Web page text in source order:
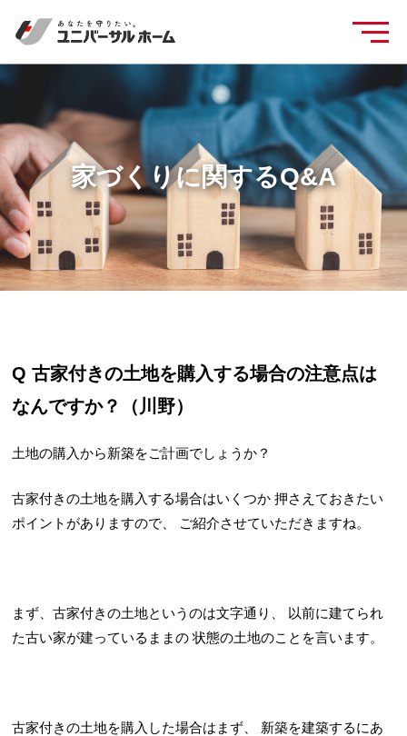
家づくりに関するQ&A
Q 古家付きの土地を購入する場合の注意点は
なんですか？（川野）
土地の購入から新築をご計画でしょうか？
古家付きの土地を購入する場合はいくつか 押さえておきたい
ポイントがありますので、
ご紹介させていただきますね。
まず、古家付きの土地というのは文字通り、
以前に建てられ
た古い家が建っているままの 状態の土地のことを言います。
古家付きの土地を購入した場合はまず、
新築を建築するにあ